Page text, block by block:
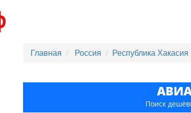
Главная Россия Республика Хакасия
Поиск